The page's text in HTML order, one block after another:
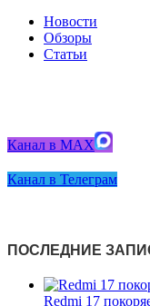
Новости
Обзоры
Статьи
Канал в MAX
Канал в Телеграм
ПОСЛЕДНИЕ
Redmi 17